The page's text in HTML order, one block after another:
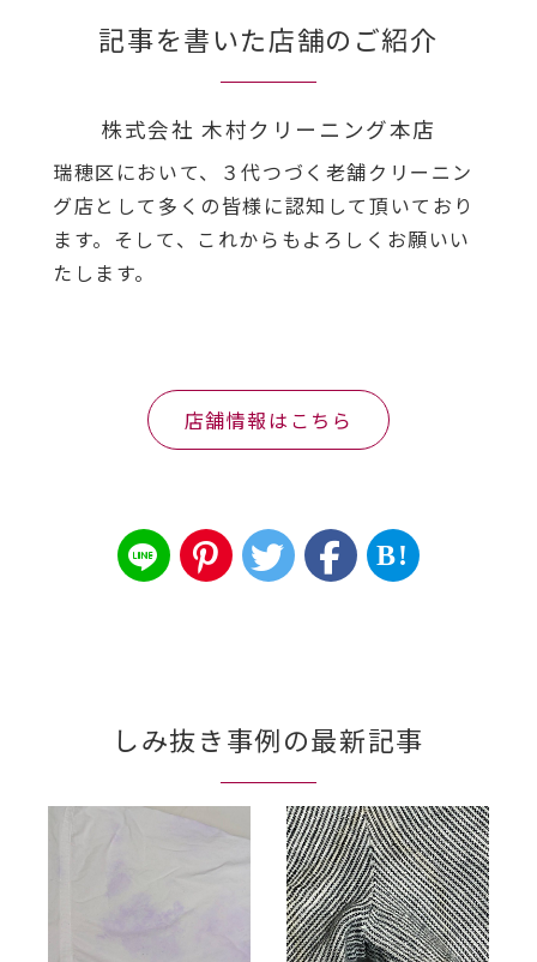
記事を書いた店舗のご紹介
株式会社 木村クリーニング本店
瑞穂区において、３代つづく老舗クリーニン
グ店として多くの皆様に認知して頂いており
ます。そして、これからもよろしくお願いい
たします。
店舗情報はこちら
B!
しみ抜き事例の最新記事